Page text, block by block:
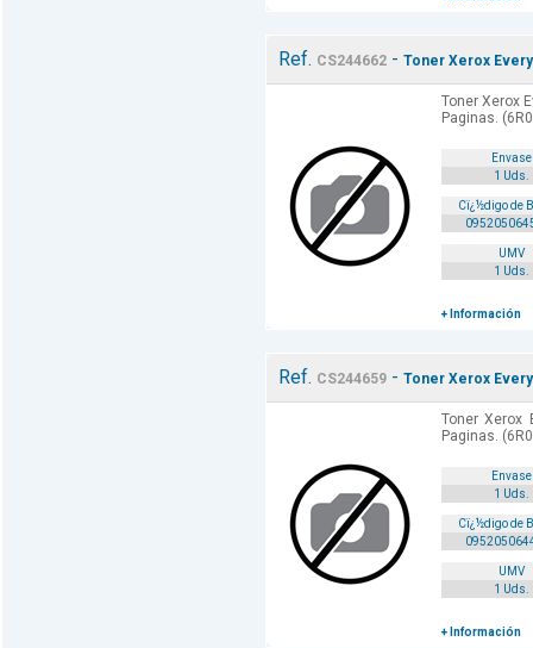
Ref. CS244662- Toner Xerox
Toner Xerox
Paginas.
Envase
1 Uds.
Cï¿½digo de
UMV
1 Uds.
+ Información
Ref. CS244659- Toner Xerox
Toner Xerox
Paginas.
Envase
1 Uds.
Cï¿½digo de
UMV
1 Uds.
+ Información